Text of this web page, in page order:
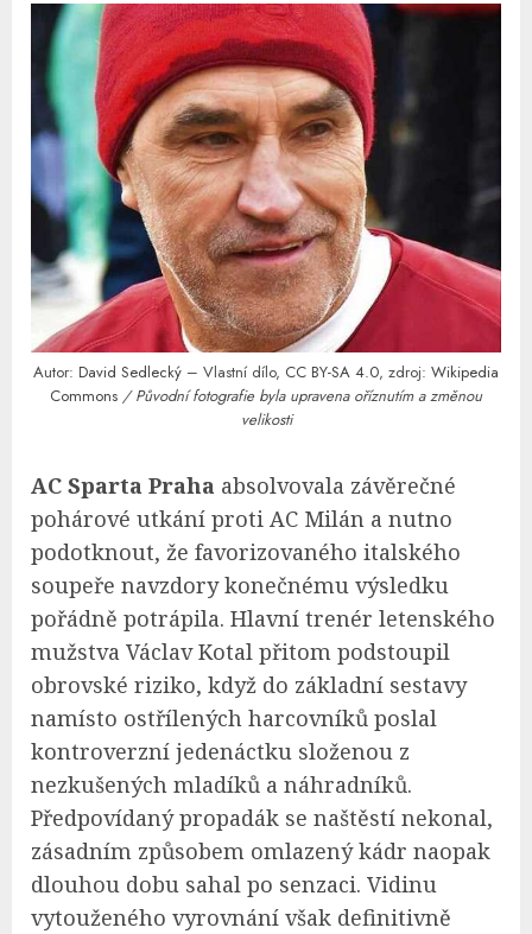
Autor: David Sedlecký – Vlastní dílo, CC BY-SA 4.0, zdroj: Wikipedia
Commons / Původní fotografie byla upravena oříznutím a změnou
velikosti
AC Sparta Praha absolvovala závěrečné
pohárové utkání proti AC Milán a nutno
podotknout, že favorizovaného italského
soupeře navzdory konečnému výsledku
pořádně potrápila. Hlavní trenér letenského
mužstva Václav Kotal přitom podstoupil
obrovské riziko, když do základní sestavy
namísto ostřílených harcovníků poslal
kontroverzní jedenáctku složenou z
nezkušených mladíků a náhradníků.
Předpovídaný propadák se naštěstí nekonal,
zásadním způsobem omlazený kádr naopak
dlouhou dobu sahal po senzaci. Vidinu
vytouženého vyrovnání však definitivně